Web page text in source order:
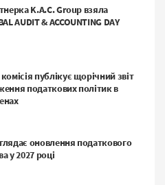
K.A.C. Group взяла
AUDIT & ACCOUNTING DAY
публікує щорічний звіт
податкових політик в
оновлення податкового
у 2027 році